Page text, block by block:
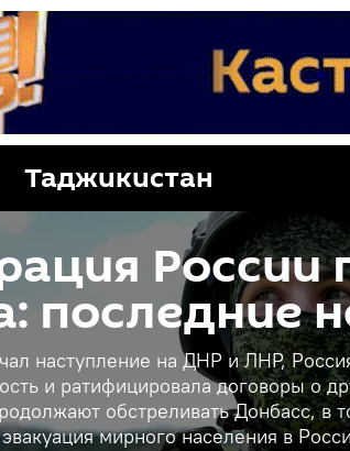
Таджикистан
России
последние
наступление на ДНР и ЛНР,
и ратифицировала договоры о
обстреливать Донбасс, в
мирного населения в